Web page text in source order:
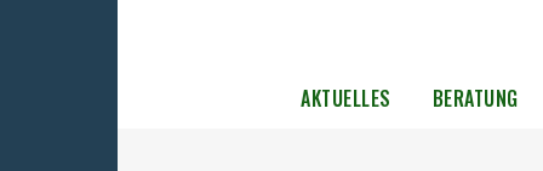
AKTUELLES BERATUNG